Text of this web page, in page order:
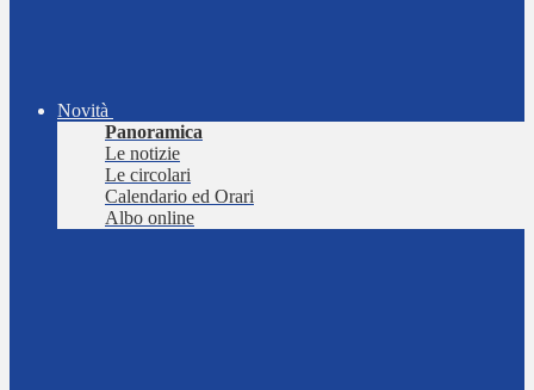
Novità
Panoramica
Le notizie
Le circolari
Calendario ed Orari
Albo online